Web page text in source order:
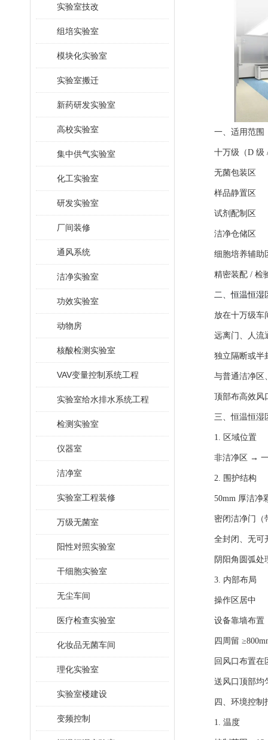
实验室技改
组培实验室
模块化实验室
实验室搬迁
新药研发实验室
高校实验室
集中供气实验室
化工实验室
研发实验室
厂间装修
通风系统
洁净实验室
功效实验室
动物房
核酸检测实验室
VAV变量控制系统工程
实验室给水排水系统工程
检测实验室
仪器室
洁净室
实验室工程装修
万级无菌室
阳性对照实验室
干细胞实验室
无尘车间
医疗检查实验室
化妆品无菌车间
理化实验室
实验室楼建设
变频控制
一、适用范围
十万级（D 级
无菌包装区
样品静置区
试剂配制区
洁净仓储区
细胞培养辅助
精密装配 / 检
二、恒温恒湿
放在十万级车
远离门、人流
独立隔断或半
与普通洁净区
顶部布高效风
三、恒温恒湿
1. 区域位置
非洁净区 →
2. 围护结构
50mm 厚洁净
密闭洁净门（
全封闭、无可
阴阳角圆弧处
3. 内部布局
操作区居中
设备靠墙布置
四周留
回风口布置在
送风口顶部均
四、环境控制
1. 温度